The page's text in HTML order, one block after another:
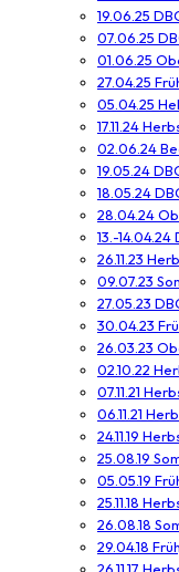
19.06.25
07.06.25
01.06.25
27.04.25
05.04.25
17.11.24
02.06.24
19.05.24
18.05.24
28.04.24
13.-
26.11.23
09.07.23
27.05.23
30.04.23
26.03.23
02.10.22
07.11.21
06.11.21
24.11.19
25.08.19
05.05.19
25.11.18
26.08.18
29.04.18
26.11.17